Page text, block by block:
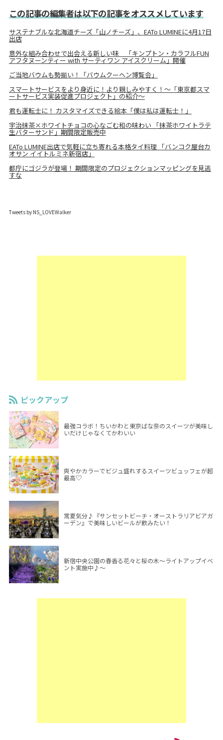
この記事の編集者は以下の記事をオススメしています
サステナブルな北海道チーズ「山ノチーズ」、EATo LUMINEに4月17日
出店
意外な組み合わせで出会える新しい味 「キンプトン・カラフルFUN
アフタヌーンティー with サーティワン アイスクリーム」開催
ご当地バウムも勢揃い！「バウムクーヘン博覧会」
スマートサービスをより身近に！より親しみやすく！～「東京都スマ
ートサービス実装促進プロジェクト」の紹介～
君も運転士に！ カスタマイズできる絵本「僕は私は運転士！」
宇治抹茶×ホワイトチョコの心なごむ和の味わい 「抹茶ホワイトラテ
生バターサンド」期間限定販売中
EATo LUMINE出店で気軽に立ち寄れる本格タイ料理 「バンコク屋台カ
オサン イイトルミネ新宿店」
都庁にゴジラが登場！ 期間限定のプロジェクションマッピングを見逃
すな
Tweets by NS_LOVEWalker
ピックアップ
最強コラボ！ちいかわと東京ばな奈のスイーツが美味し
いだけじゃなくてかわいい
爽やかカラーでビジュ盛れするスイーツビュッフェが超
最高♡
常夏気分♪『サンセットビーチ・オーストラリアビアガ
ーデン』で美味しいビールが飲みたい！
新宿中央公園の春香る花々と桜の木～ライトアップイベ
ント実施中♪～